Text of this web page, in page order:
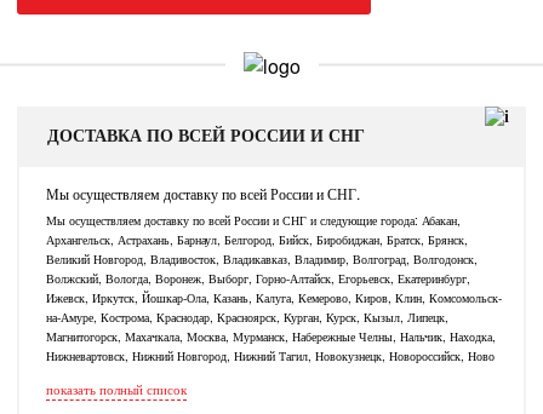
ДОСТАВКА ПО ВСЕЙ РОССИИ И СНГ
Мы осуществляем доставку по всей России и СНГ.
Мы осуществляем доставку по всей России и СНГ и следующие города: Абакан,
Архангельск, Астрахань, Барнаул, Белгород, Бийск, Биробиджан, Братск, Брянск,
Великий Новгород, Владивосток, Владикавказ, Владимир, Волгоград, Волгодонск,
Волжский, Вологда, Воронеж, Выборг, Горно-Алтайск, Егорьевск, Екатеринбург,
Ижевск, Иркутск, Йошкар-Ола, Казань, Калуга, Кемерово, Киров, Клин, Комсомольск-
на-Амуре, Кострома, Краснодар, Красноярск, Курган, Курск, Кызыл, Липецк,
Магнитогорск, Махачкала, Москва, Мурманск, Набережные Челны, Нальчик, Находка,
Нижневартовск, Нижний Новгород, Нижний Тагил, Новокузнецк, Новороссийск, Ново
показать полный список